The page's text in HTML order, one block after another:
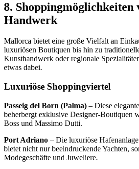
8. Shoppingmöglichkeiten
Handwerk
Mallorca bietet eine große Vielfalt an
luxuriösen Boutiquen bis hin zu
Kunsthandwerk oder regionale
etwas dabei.
Luxuriöse Shoppingviertel
Passeig del Born (Palma) – Diese
beherbergt exklusive Designer-Boutiquen
Boss und Massimo Dutti.
Port Adriano – Die luxuriöse
bietet nicht nur beeindruckende Yachten,
Modegeschäfte und Juweliere.